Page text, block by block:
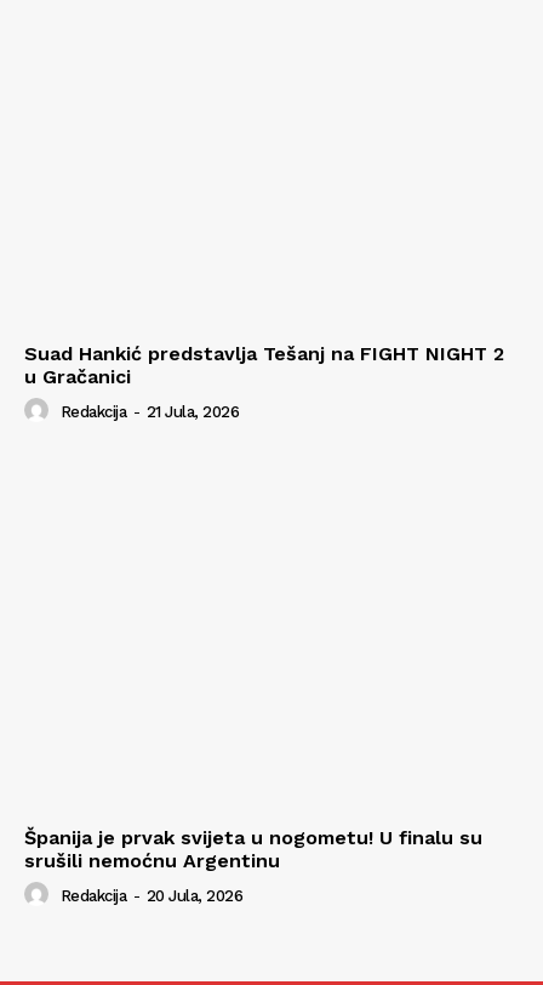
Suad Hankić predstavlja Tešanj na FIGHT NIGHT 2
u Gračanici
Redakcija - 21 Jula, 2026
Španija je prvak svijeta u nogometu! U finalu su
srušili nemoćnu Argentinu
Redakcija - 20 Jula, 2026